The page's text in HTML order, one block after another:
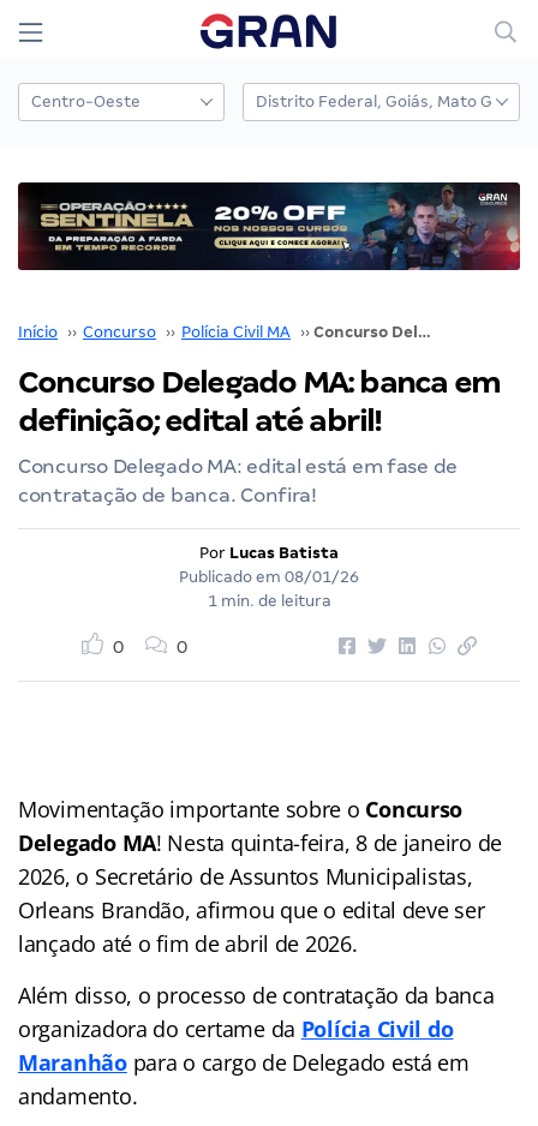
Início ›› Concurso ›› Polícia Civil MA ›› Concurso Delegado MA: banca em definição; edital até abril!
Concurso Delegado MA: banca em
definição; edital até abril!
Concurso Delegado MA: edital está em fase de
contratação de banca. Confira!
Por Lucas Batista
Publicado em 08/01/26
1 min. de leitura
0 0
Movimentação importante sobre o Concurso
Delegado MA! Nesta quinta-feira, 8 de janeiro de
2026, o Secretário de Assuntos Municipalistas,
Orleans Brandão, afirmou que o edital deve ser
lançado até o fim de abril de 2026.
Além disso, o processo de contratação da banca
organizadora do certame da Polícia Civil do
Maranhãopara o cargo de Delegado está em
andamento.